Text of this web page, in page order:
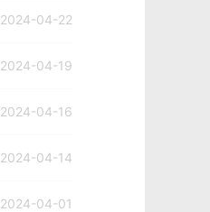
2024-04-22
2024-04-19
2024-04-16
2024-04-14
2024-04-01